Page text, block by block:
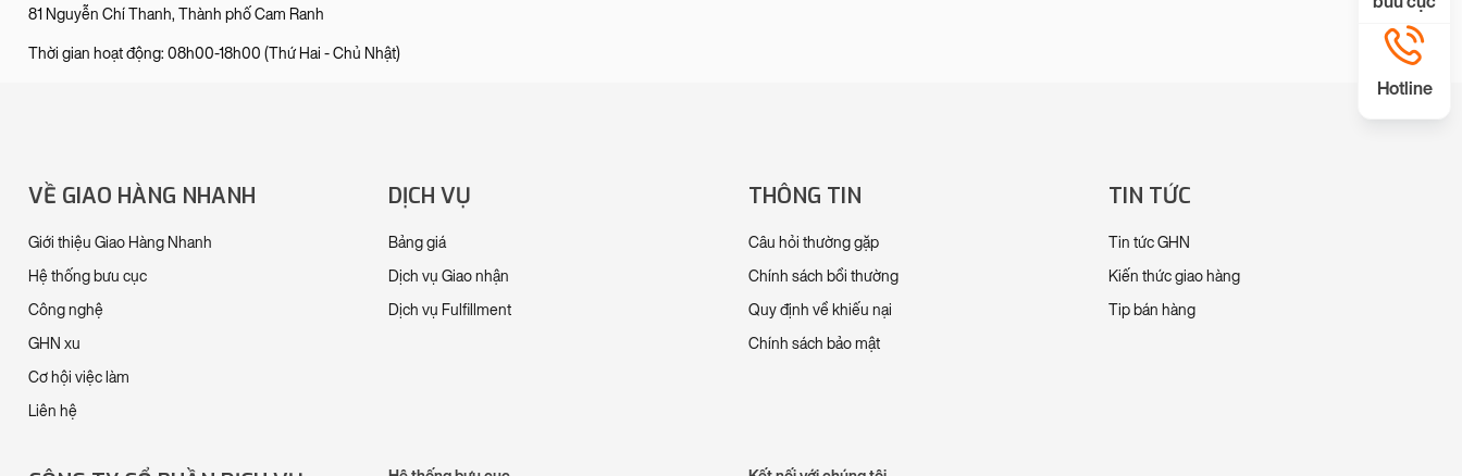
81 Nguyễn Chí Thanh, Thành phố Cam Ranh
Thời gian hoạt động: 08h00-18h00 (Thứ Hai - Chủ Nhật)
VỀ GIAO HÀNG NHANH
Giới thiệu Giao Hàng Nhanh
Hệ thống bưu cục
Công nghệ
GHN xu
Cơ hội việc làm
Liên hệ
DỊCH VỤ
Bảng giá
Dịch vụ Giao nhận
Dịch vụ Fulfillment
THÔNG TIN
Câu hỏi thường gặp
Chính sách bồi thường
Quy định về khiếu nại
Chính sách bảo mật
TIN TỨC
Tin tức GHN
Kiến thức giao hàng
Tip bán hàng
Hotline